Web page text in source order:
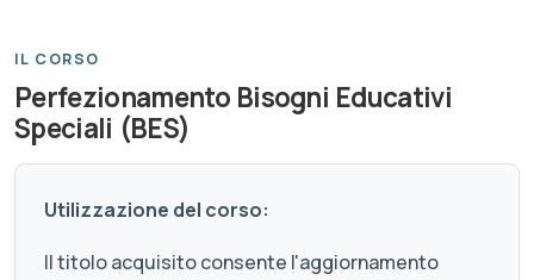
IL CORSO
Perfezionamento Bisogni Educativi
Speciali (BES)
Utilizzazione del corso:
Il titolo acquisito consente l'aggiornamento